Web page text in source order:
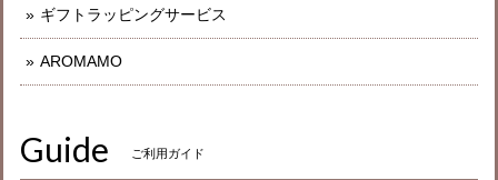
ギフトラッピングサービス
AROMAMO
Guide ご利用ガイド